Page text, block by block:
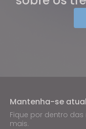
Mantenha-se
Fique por dentro
mais.